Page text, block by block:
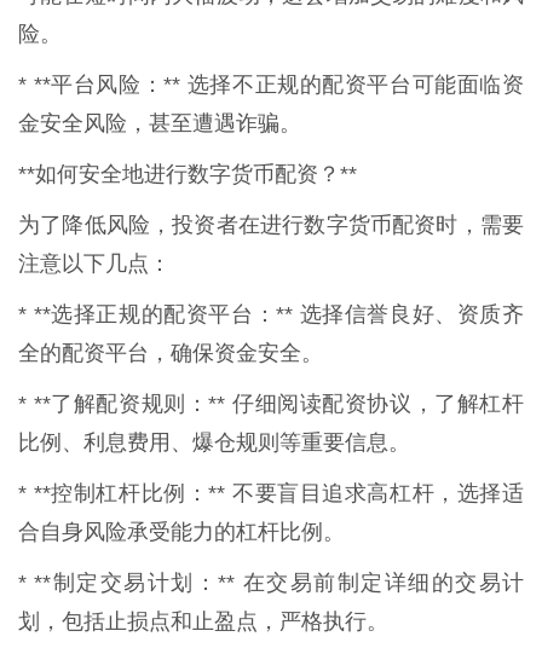
险。
* **平台风险：** 选择不正规的配资平台可能面临资
金安全风险，甚至遭遇诈骗。
**如何安全地进行数字货币配资？**
为了降低风险，投资者在进行数字货币配资时，需要
注意以下几点：
* **选择正规的配资平台：** 选择信誉良好、资质齐
全的配资平台，确保资金安全。
* **了解配资规则：** 仔细阅读配资协议，了解杠杆
比例、利息费用、爆仓规则等重要信息。
* **控制杠杆比例：** 不要盲目追求高杠杆，选择适
合自身风险承受能力的杠杆比例。
* **制定交易计划：** 在交易前制定详细的交易计
划，包括止损点和止盈点，严格执行。